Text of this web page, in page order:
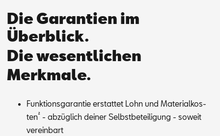
Die Garantien im
Überblick.
Die wesentlichen
Merkmale.
Funk­ti­ons­ga­ran­tie er­stat­tet Lohn und Ma­te­ri­al­kos­
ten² - ab­züg­lich dei­ner Selbst­be­tei­li­gung - so­weit
ver­ein­bart